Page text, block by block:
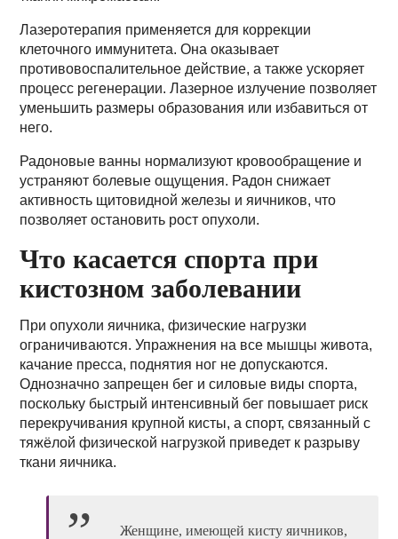
Лазеротерапия применяется для коррекции
клеточного иммунитета. Она оказывает
противовоспалительное действие, а также ускоряет
процесс регенерации. Лазерное излучение позволяет
уменьшить размеры образования или избавиться от
него.
Радоновые ванны нормализуют кровообращение и
устраняют болевые ощущения. Радон снижает
активность щитовидной железы и яичников, что
позволяет остановить рост опухоли.
Что касается спорта при
кистозном заболевании
При опухоли яичника, физические нагрузки
ограничиваются. Упражнения на все мышцы живота,
качание пресса, поднятия ног не допускаются.
Однозначно запрещен бег и силовые виды спорта,
поскольку быстрый интенсивный бег повышает риск
перекручивания крупной кисты, а спорт, связанный с
тяжёлой физической нагрузкой приведет к разрыву
ткани яичника.
Женщине, имеющей кисту яичников,